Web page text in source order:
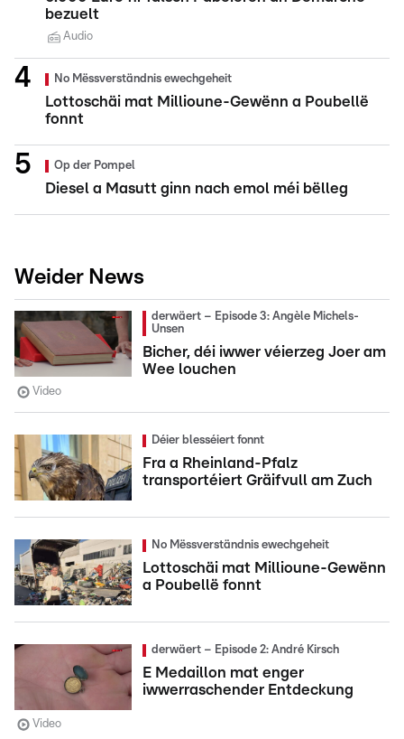
bezuelt
Audio
No Mëssverständnis ewechgeheit
Lottoschäi mat Millioune-Gewënn a Poubellë
fonnt
Op der Pompel
Diesel a Masutt ginn nach emol méi bëlleg
Weider News
derwäert – Episode 3: Angèle Michels-
Unsen
Bicher, déi iwwer véierzeg Joer am
Wee louchen
Video
Déier blesséiert fonnt
Fra a Rheinland-Pfalz
transportéiert Gräifvull am Zuch
No Mëssverständnis ewechgeheit
Lottoschäi mat Millioune-Gewënn
a Poubellë fonnt
derwäert – Episode 2: André Kirsch
E Medaillon mat enger
iwwerraschender Entdeckung
Video